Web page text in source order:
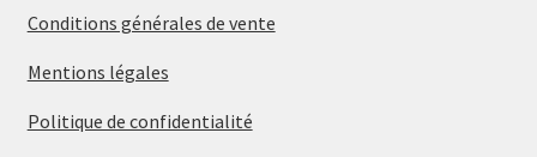
Conditions générales de vente
Mentions légales
Politique de confidentialité